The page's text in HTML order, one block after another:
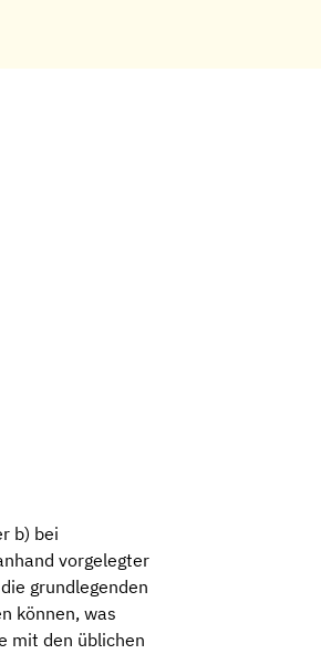
b) bei
vorgelegter
grundlegenden
können, was
mit den üblichen